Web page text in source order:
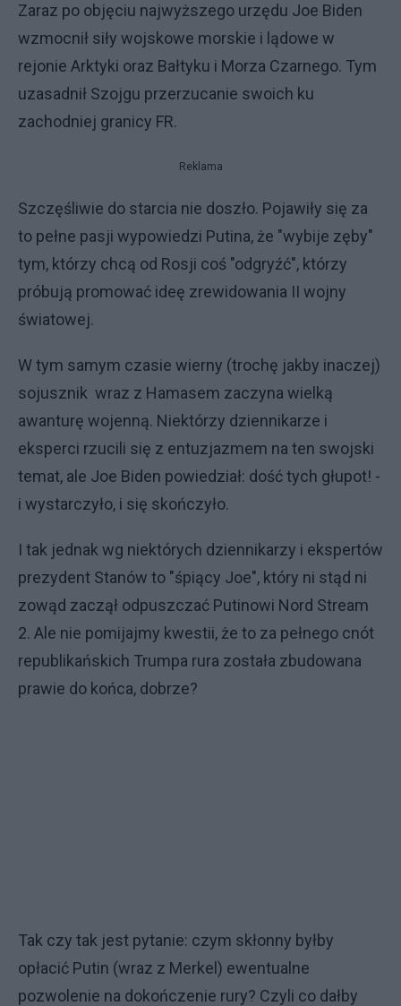
Zaraz po objęciu najwyższego urzędu Joe Biden
wzmocnił siły wojskowe morskie i lądowe w
rejonie Arktyki oraz Bałtyku i Morza Czarnego. Tym
uzasadnił Szojgu przerzucanie swoich ku
zachodniej granicy FR.
Reklama
Szczęśliwie do starcia nie doszło. Pojawiły się za
to pełne pasji wypowiedzi Putina, że "wybije zęby"
tym, którzy chcą od Rosji coś "odgryźć", którzy
próbują promować ideę zrewidowania II wojny
światowej.
W tym samym czasie wierny (trochę jakby inaczej)
sojusznik wraz z Hamasem zaczyna wielką
awanturę wojenną. Niektórzy dziennikarze i
eksperci rzucili się z entuzjazmem na ten swojski
temat, ale Joe Biden powiedział: dość tych głupot! -
i wystarczyło, i się skończyło.
I tak jednak wg niektórych dziennikarzy i ekspertów
prezydent Stanów to "śpiący Joe", który ni stąd ni
zowąd zaczął odpuszczać Putinowi Nord Stream
2. Ale nie pomijajmy kwestii, że to za pełnego cnót
republikańskich Trumpa rura została zbudowana
prawie do końca, dobrze?
Tak czy tak jest pytanie: czym skłonny byłby
opłacić Putin (wraz z Merkel) ewentualne
pozwolenie na dokończenie rury? Czyli co dałby